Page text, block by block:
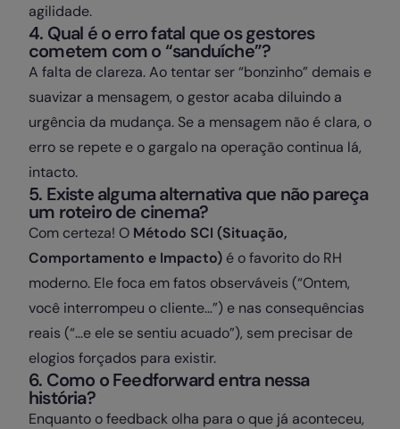
agilidade.
4. Qual é o erro fatal que os gestores
cometem com o “sanduíche”?
A falta de clareza. Ao tentar ser “bonzinho” demais e
suavizar a mensagem, o gestor acaba diluindo a
urgência da mudança. Se a mensagem não é clara, o
erro se repete e o gargalo na operação continua lá,
intacto.
5. Existe alguma alternativa que não pareça
um roteiro de cinema?
Com certeza! O Método SCI (Situação,
Comportamento e Impacto) é o favorito do RH
moderno. Ele foca em fatos observáveis (“Ontem,
você interrompeu o cliente…”) e nas consequências
reais (“…e ele se sentiu acuado”), sem precisar de
elogios forçados para existir.
6. Como o Feedforward entra nessa
história?
Enquanto o feedback olha para o que já aconteceu,